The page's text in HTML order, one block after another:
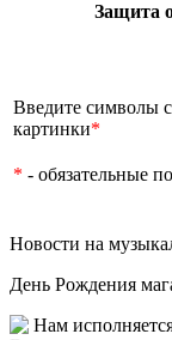
Защита
Введите символы с
картинки*
* - обязательные
Новости на
День Рождения
Нам